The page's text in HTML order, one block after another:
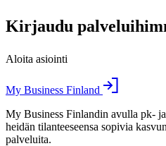
Kirjaudu
Aloita asiointi
My Business Finland
My Business Finlandin avulla pk-
heidän tilanteeseensa sopivia
palveluita.